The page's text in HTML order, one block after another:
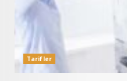
Tarifler